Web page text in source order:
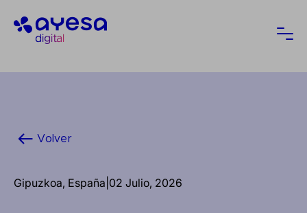
Ayesa
Volver
Gipuzkoa, España 02 Julio, 2026